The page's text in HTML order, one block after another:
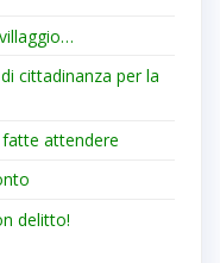
cittadinanza per la
attendere
delitto!